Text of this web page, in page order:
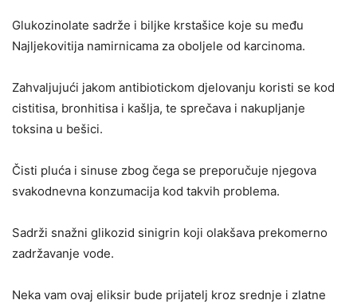
Glukozinolate sadrže i biljke krstašice koje su među
Najljekovitija namirnicama za oboljele od karcinoma.
Zahvaljujući jakom antibiotickom djelovanju koristi se kod
cistitisa, bronhitisa i kašlja, te sprečava i nakupljanje
toksina u bešici.
Čisti pluća i sinuse zbog čega se preporučuje njegova
svakodnevna konzumacija kod takvih problema.
Sadrži snažni glikozid sinigrin koji olakšava prekomerno
zadržavanje vode.
Neka vam ovaj eliksir bude prijatelj kroz srednje i zlatne